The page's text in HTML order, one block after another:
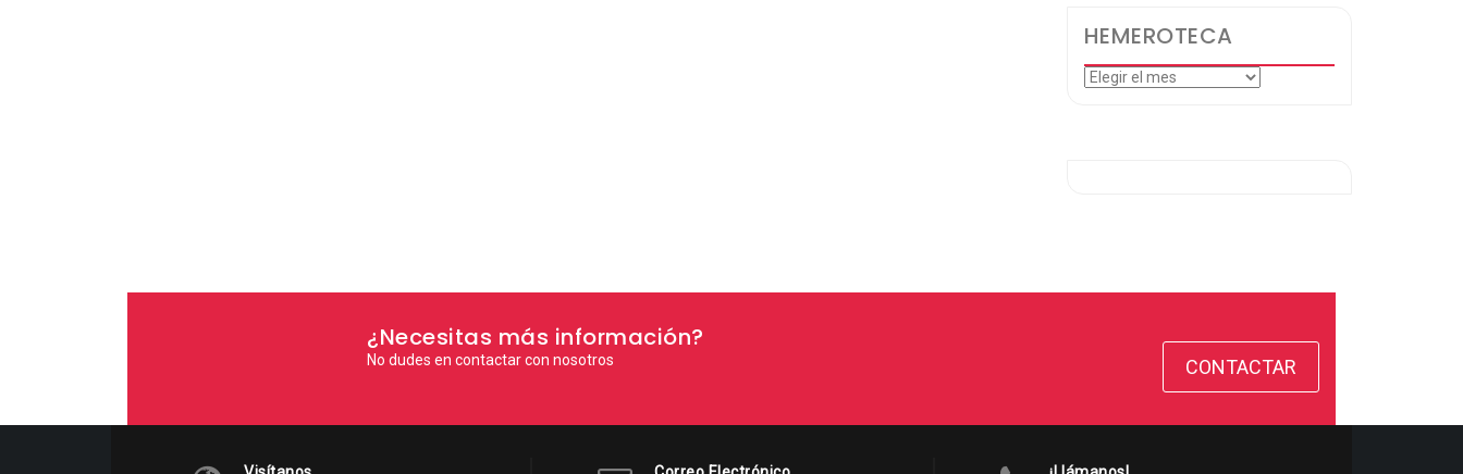
HEMEROTECA
Hemeroteca
¿Necesitas más información?
No dudes en contactar con nosotros CONTACTAR